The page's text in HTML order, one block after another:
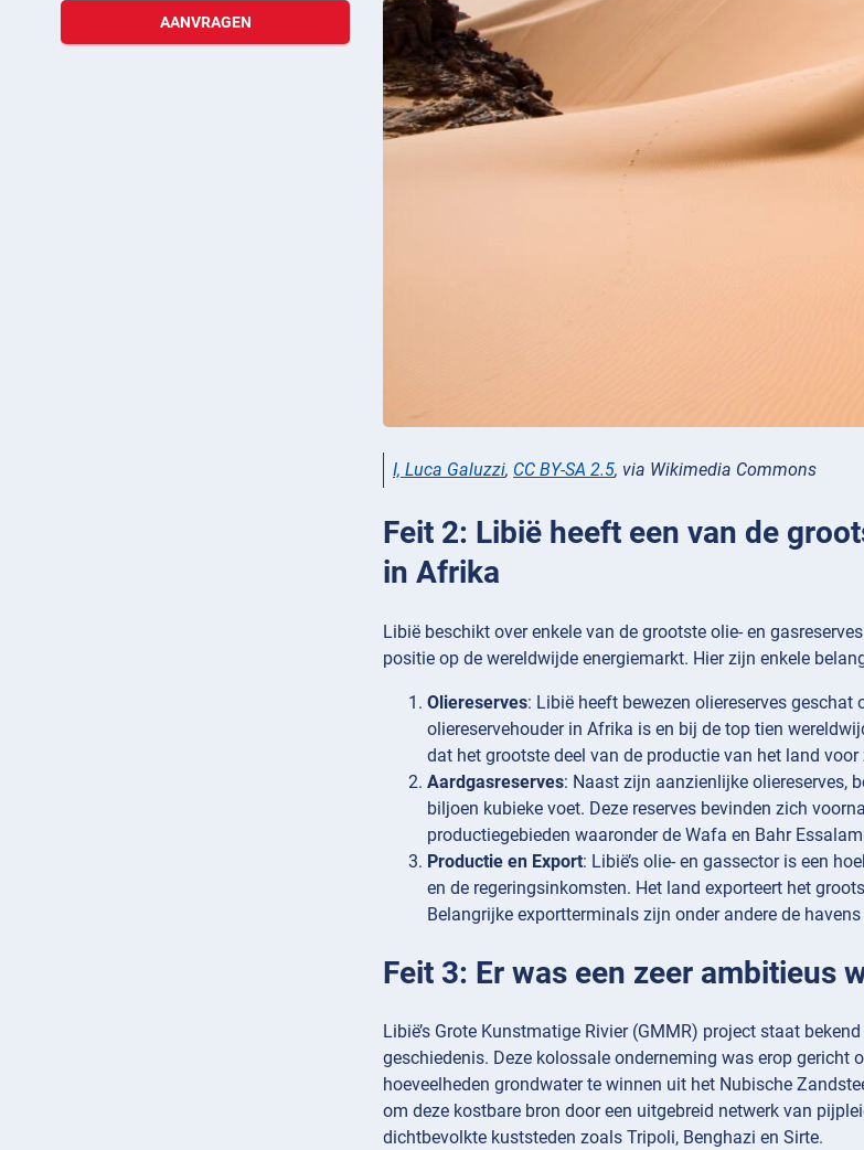
AANVRAGEN
I, Luca Galuzzi, CC BY-SA 2.5, via Wikimedia Commons
Feit 2: Libië heeft een van de
in Afrika
Libië beschikt over enkele van de grootste olie- en
positie op de wereldwijde energiemarkt. Hier zijn enkele
Oliereserves: Libië heeft bewezen oliereserves
oliereservehouder in Afrika is en bij de top tien
dat het grootste deel van de productie van het land
Aardgasreserves: Naast zijn aanzienlijke oliereserves,
biljoen kubieke voet. Deze reserves bevinden zich
productiegebieden waaronder de Wafa en Bahr
Productie en Export: Libië’s olie- en gassector is een
en de regeringsinkomsten. Het land exporteert het
Belangrijke exportterminals zijn onder andere de
Feit 3: Er was een zeer ambitieus
Libië’s Grote Kunstmatige Rivier (GMMR) project staat
geschiedenis. Deze kolossale onderneming was erop
hoeveelheden grondwater te winnen uit het Nubische
om deze kostbare bron door een uitgebreid netwerk van
dichtbevolkte kuststeden zoals Tripoli, Benghazi en Sirte.